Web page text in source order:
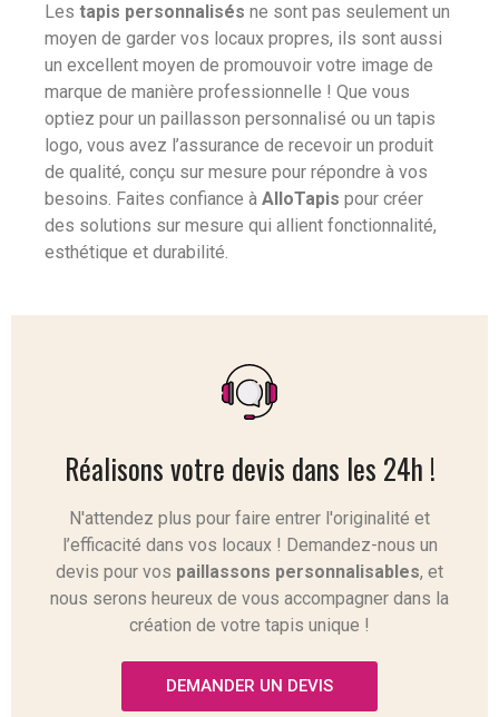
Les tapis personnalisés ne sont pas seulement un
moyen de garder vos locaux propres, ils sont aussi
un excellent moyen de promouvoir votre image de
marque de manière professionnelle ! Que vous
optiez pour un paillasson personnalisé ou un tapis
logo, vous avez l’assurance de recevoir un produit
de qualité, conçu sur mesure pour répondre à vos
besoins. Faites confiance à AlloTapis pour créer
des solutions sur mesure qui allient fonctionnalité,
esthétique et durabilité.
Réalisons votre devis dans les 24h !
N'attendez plus pour faire entrer l'originalité et
l’efficacité dans vos locaux ! Demandez-nous un
devis pour vos paillassons personnalisables, et
nous serons heureux de vous accompagner dans la
création de votre tapis unique !
DEMANDER UN DEVIS